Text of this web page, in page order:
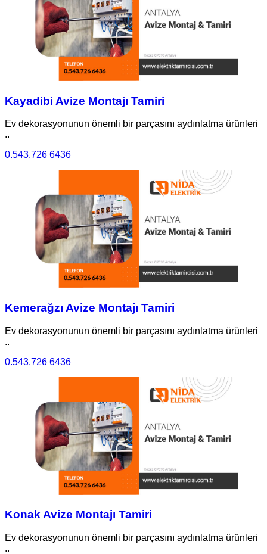
Kayadibi Avize Montajı Tamiri
Ev dekorasyonunun önemli bir parçasını aydınlatma ürünleri
..
0.543.726 6436
Kemerağzı Avize Montajı Tamiri
Ev dekorasyonunun önemli bir parçasını aydınlatma ürünleri
..
0.543.726 6436
Konak Avize Montajı Tamiri
Ev dekorasyonunun önemli bir parçasını aydınlatma ürünleri
..